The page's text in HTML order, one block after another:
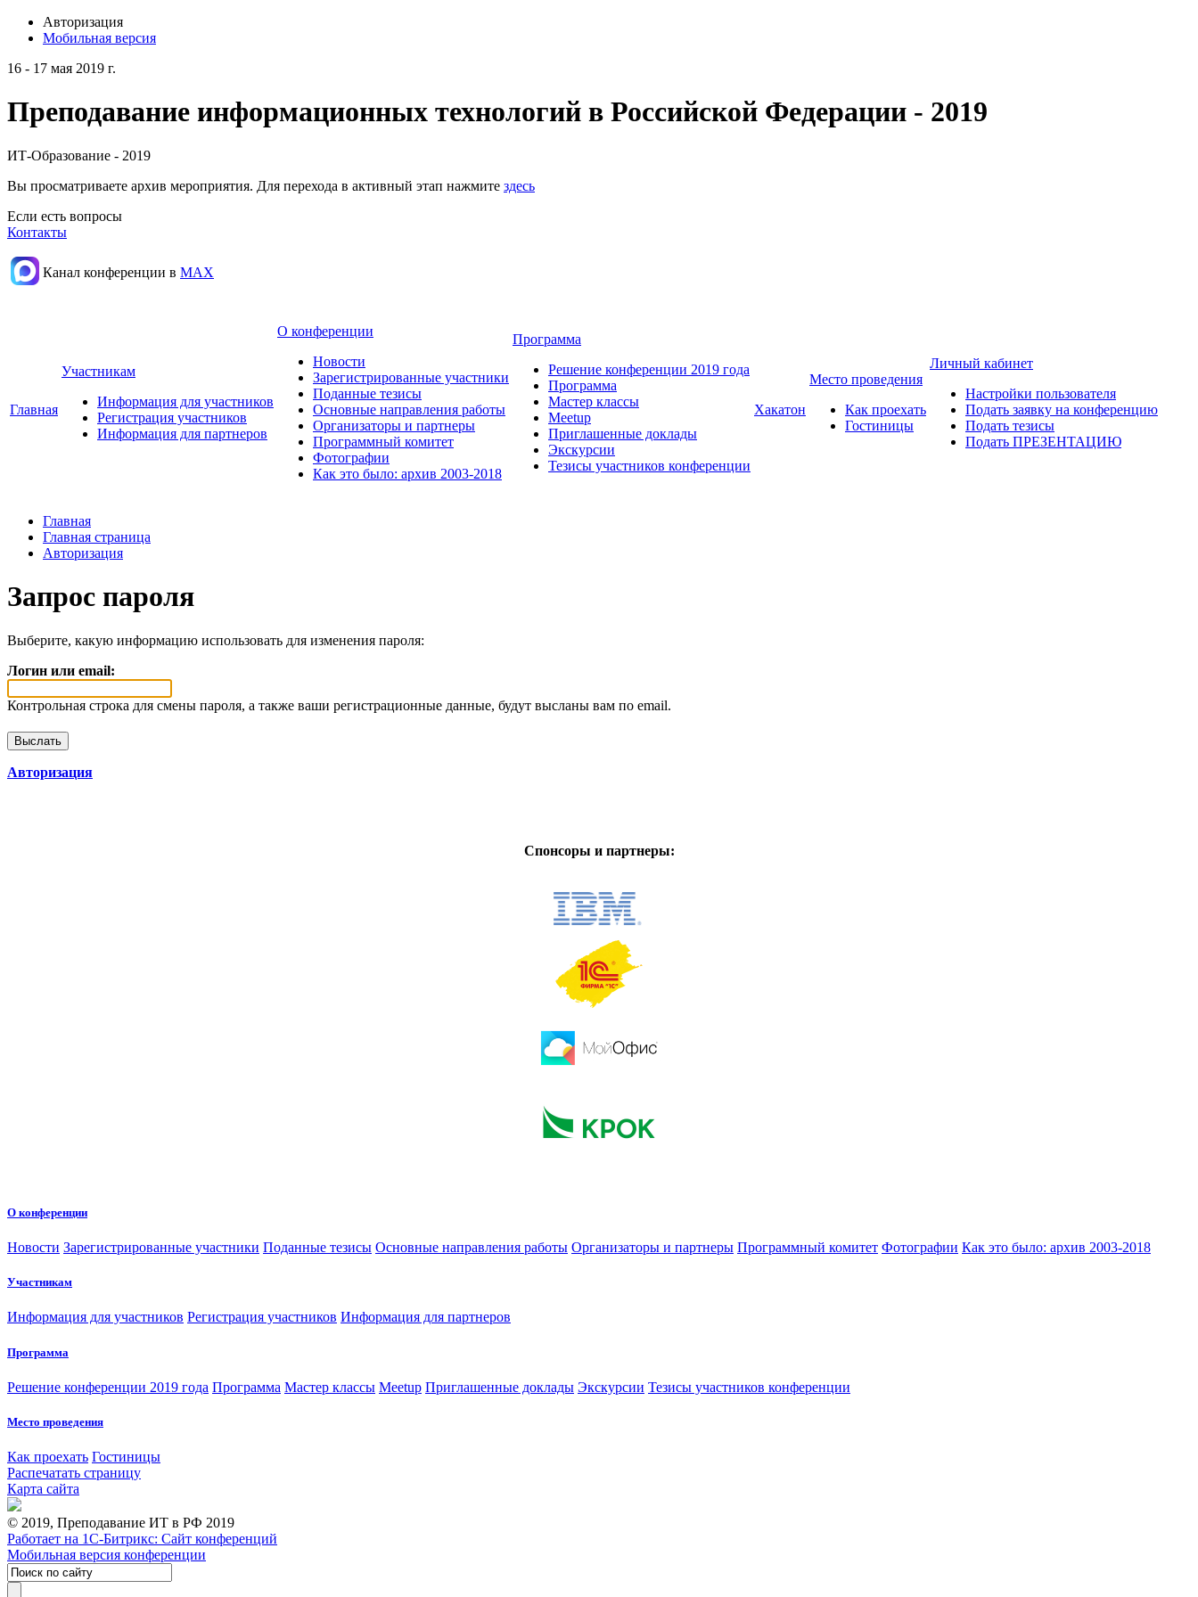
Авторизация
Мобильная версия
16 - 17 мая 2019 г.
Преподавание информационных технологий в Российской Федерации - 2019
ИТ-Образование - 2019
Вы просматриваете архив мероприятия. Для перехода в активный этап нажмите здесь
Если есть вопросы
Контакты
Канал конференции в МАХ
Главная
Участникам
Информация для участников
Регистрация участников
Информация для партнеров
О конференции
Новости
Зарегистрированные участники
Поданные тезисы
Основные направления работы
Организаторы и партнеры
Программный комитет
Фотографии
Как это было: архив 2003-2018
Программа
Решение конференции 2019 года
Программа
Мастер классы
Meetup
Приглашенные доклады
Экскурсии
Тезисы участников конференции
Хакатон
Место проведения
Как проехать
Гостиницы
Личный кабинет
Настройки пользователя
Подать заявку на конференцию
Подать тезисы
Подать ПРЕЗЕНТАЦИЮ
Главная
Главная страница
Авторизация
Запрос пароля
Выберите, какую информацию использовать для изменения пароля:
Логин или email:
Контрольная строка для смены пароля, а также ваши регистрационные данные, будут высланы вам по email.
Авторизация
Спонсоры и партнеры:
О конференции
Новости Зарегистрированные участники Поданные тезисы Основные направления работы Организаторы и партнеры Программный комитет Фотографии Как это было: архив 2003-2018
Участникам
Информация для участников Регистрация участников Информация для партнеров
Программа
Решение конференции 2019 года Программа Мастер классы Meetup Приглашенные доклады Экскурсии Тезисы участников конференции
Место проведения
Как проехать Гостиницы
Распечатать страницу
Карта сайта
© 2019, Преподавание ИТ в РФ 2019
Работает на 1С-Битрикс: Сайт конференций
Мобильная версия конференции